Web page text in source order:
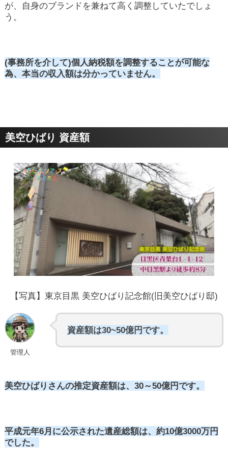
が、自身のブランドを兼ねて高く調整していたでしょ
う。
(事務所を介して)個人納税額を調整することが可能な
為、本当の収入額は分かっていません。
美空ひばり 資産額
【写真】東京目黒 美空ひばり記念館(旧美空ひばり邸)
管理人
資産額は30~50億円です。
美空ひばりさんの推定資産額は、30～50億円です。
平成元年6月に公示された遺産総額は、約10億3000万円
でした。